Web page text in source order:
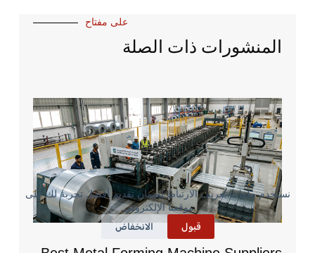
نستخدم ملفات تعريف الارتباط لضمان تقديم أفضل تجربة لك على
موقعنا الإلكتروني.
قبول
الانخفاض
على مفتاح
المنشورات ذات الصلة